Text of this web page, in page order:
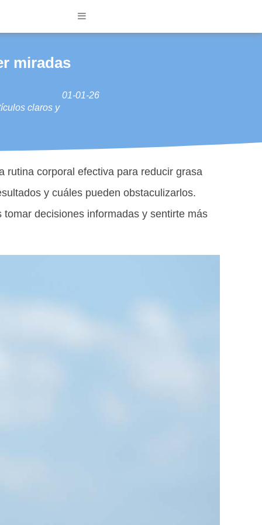
miradas
01-01-26
claros y
rutina corporal efectiva para reducir grasa
y cuáles pueden obstaculizarlos.
decisiones informadas y sentirte más